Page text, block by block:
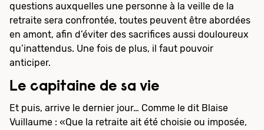
questions auxquelles une personne à la veille de la
retraite sera confrontée, toutes peuvent être abordées
en amont, afin d’éviter des sacrifices aussi douloureux
qu’inattendus. Une fois de plus, il faut pouvoir
anticiper.
Le capitaine de sa vie
Et puis, arrive le dernier jour… Comme le dit Blaise
Vuillaume : «Que la retraite ait été choisie ou imposée,